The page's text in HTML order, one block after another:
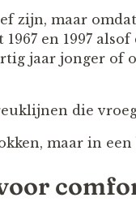
zijn, maar
en 1997
jaar jonger of
die
maar in